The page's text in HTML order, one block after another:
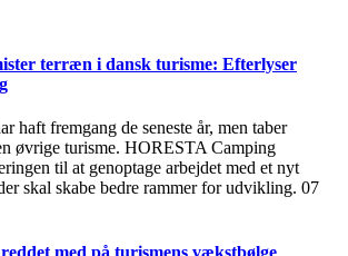
terræn i dansk turisme: Efterlyser
haft fremgang de seneste år, men taber
øvrige turisme. HORESTA Camping
til at genoptage arbejdet med et nyt
skal skabe bedre rammer for udvikling. 07
med på turismens vækstbølge